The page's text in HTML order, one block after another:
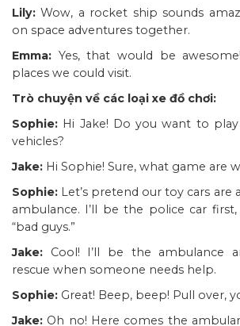
Lily: Wow, a rocket ship sounds
on space adventures together.
Emma: Yes, that would be
places we could visit.
Trò chuyện về các loại xe đồ chơi:
Sophie: Hi Jake! Do you want to
vehicles?
Jake: Hi Sophie! Sure, what game are
Sophie: Let’s pretend our toy cars are
ambulance. I’ll be the police car
“bad guys.”
Jake: Cool! I’ll be the ambulance
rescue when someone needs help.
Sophie: Great! Beep, beep! Pull over,
Jake: Oh no! Here comes the